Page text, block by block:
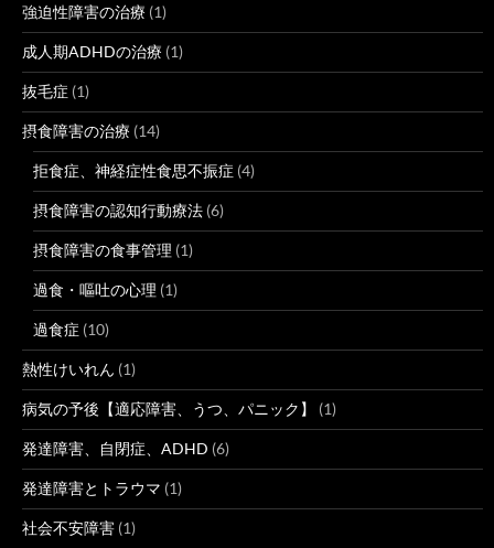
強迫性障害の治療 (1)
成人期ADHDの治療 (1)
抜毛症 (1)
摂食障害の治療 (14)
拒食症、神経症性食思不振症 (4)
摂食障害の認知行動療法 (6)
摂食障害の食事管理 (1)
過食・嘔吐の心理 (1)
過食症 (10)
熱性けいれん (1)
病気の予後【適応障害、うつ、パニック】 (1)
発達障害、自閉症、ADHD (6)
発達障害とトラウマ (1)
社会不安障害 (1)